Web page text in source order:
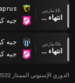
16 مارس
انتهاء وقت المباراة
جيه
04 مارس
انتهاء وقت المباراة
جيه
جيه
الدوري الإستوني الممتاز 2022